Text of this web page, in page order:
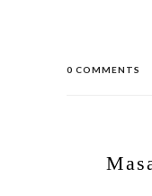
0 COMMENTS